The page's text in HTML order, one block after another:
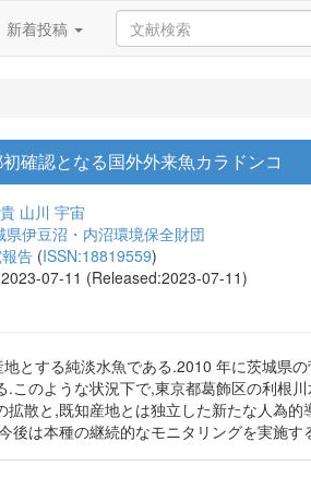
新着投稿
確認となる国外外来魚カラドンコ
山川 宇宙
伊豆沼・内沼環境保全財団
告 (ISSN:18819559)
07-11 (Released:2023-07-11)
とする純淡水魚である.2010 年に茨城県
このような状況下で,東京都葛飾区の利根
散と,既知産地とは独立した新たな人為
後は本種の継続的なモニタリングを実施